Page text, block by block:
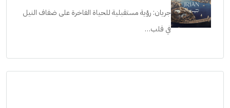
جريان: رؤية مستقبلية للحياة الفاخرة على ضفاف النيل
في قلب…